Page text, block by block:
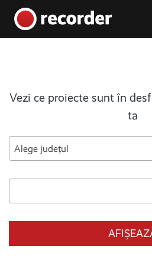
Main Navigation
Vezi ce proiecte sunt în
ta
Alege județul